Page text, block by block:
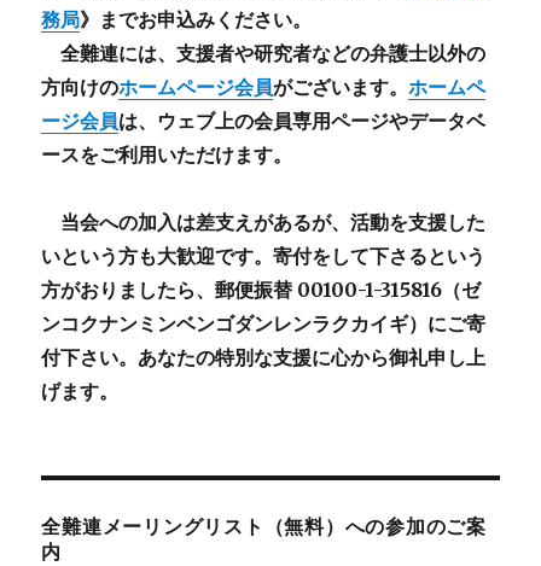
務局》までお申込みください。
全難連には、支援者や研究者などの弁護士以外の
方向けのホームページ会員がございます。ホームペ
ージ会員は、ウェブ上の会員専用ページやデータベ
ースをご利用いただけます。
当会への加入は差支えがあるが、活動を支援した
いという方も大歓迎です。寄付をして下さるという
方がおりましたら、郵便振替 00100-1-315816（ゼ
ンコクナンミンベンゴダンレンラクカイギ）にご寄
付下さい。あなたの特別な支援に心から御礼申し上
げます。
全難連メーリングリスト（無料）への参加のご案
内